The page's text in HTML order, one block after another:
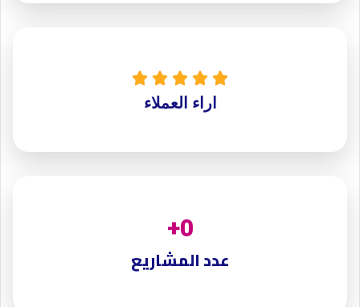





اراء العملاء
عدد المشاريع
0
+